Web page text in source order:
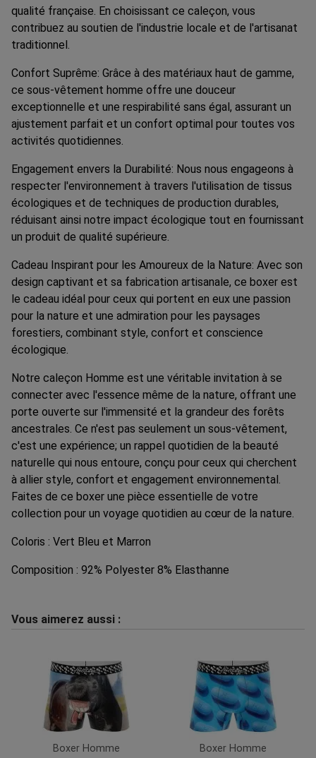
qualité française. En choisissant ce caleçon, vous
contribuez au soutien de l'industrie locale et de l'artisanat
traditionnel.
Confort Suprême: Grâce à des matériaux haut de gamme,
ce sous-vêtement homme offre une douceur
exceptionnelle et une respirabilité sans égal, assurant un
ajustement parfait et un confort optimal pour toutes vos
activités quotidiennes.
Engagement envers la Durabilité: Nous nous engageons à
respecter l'environnement à travers l'utilisation de tissus
écologiques et de techniques de production durables,
réduisant ainsi notre impact écologique tout en fournissant
un produit de qualité supérieure.
Cadeau Inspirant pour les Amoureux de la Nature: Avec son
design captivant et sa fabrication artisanale, ce boxer est
le cadeau idéal pour ceux qui portent en eux une passion
pour la nature et une admiration pour les paysages
forestiers, combinant style, confort et conscience
écologique.
Notre caleçon Homme est une véritable invitation à se
connecter avec l'essence même de la nature, offrant une
porte ouverte sur l'immensité et la grandeur des forêts
ancestrales. Ce n'est pas seulement un sous-vêtement,
c'est une expérience; un rappel quotidien de la beauté
naturelle qui nous entoure, conçu pour ceux qui cherchent
à allier style, confort et engagement environnemental.
Faites de ce boxer une pièce essentielle de votre
collection pour un voyage quotidien au cœur de la nature.
Coloris : Vert Bleu et Marron
Composition : 92% Polyester 8% Elasthanne
Vous aimerez aussi :
Boxer Homme Boxer Homme